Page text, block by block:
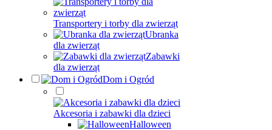
Transportery i torby dla zwierząt
Ubranka
dla zwierząt
Zabawki
dla zwierząt
Dom i Ogród
Akcesoria i zabawki dla dzieci
Halloween